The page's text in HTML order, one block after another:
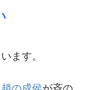
ます。